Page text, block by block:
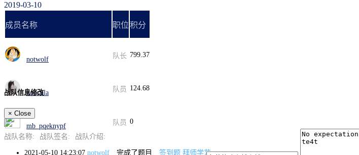
2019-03-10
成员名称 职位积分
notwolf 队长 799.37
koocola 队员 124.68
mb_pqeknypf 队员 0
2021-05-10 14:23:07 notwolf 完成了题目 签到题 拜师学艺
战队信息修改
× Close
战队名称: 战队签名: 战队介绍: